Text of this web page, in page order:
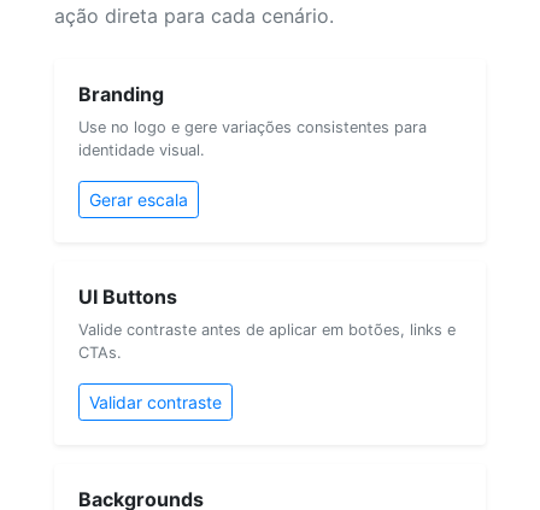
ação direta para cada cenário.
Branding
Use no logo e gere variações consistentes para
identidade visual.
Gerar escala
UI Buttons
Valide contraste antes de aplicar em botões, links e
CTAs.
Validar contraste
Backgrounds